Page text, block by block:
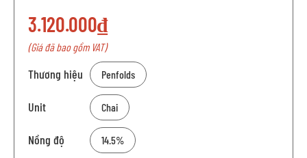
3.120.000₫
(Giá đã bao gồm VAT)
Thương hiệu Penfolds
Unit Chai
Nồng độ 14.5%
viện